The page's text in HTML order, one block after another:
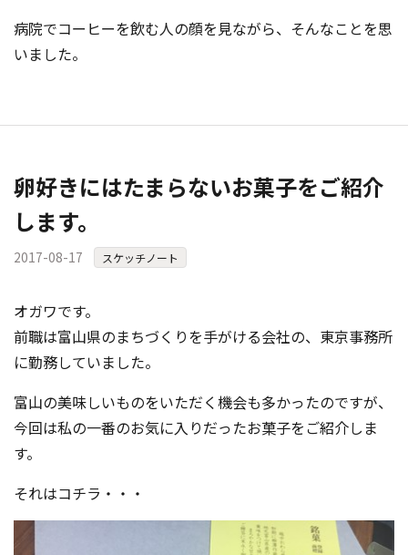
病院でコーヒーを飲む人の顔を見ながら、そんなことを思
いました。
卵好きにはたまらないお菓子をご紹介
します。
2017-08-17 スケッチノート
オガワです。
前職は富山県のまちづくりを手がける会社の、東京事務所
に勤務していました。
富山の美味しいものをいただく機会も多かったのですが、
今回は私の一番のお気に入りだったお菓子をご紹介しま
す。
それはコチラ・・・